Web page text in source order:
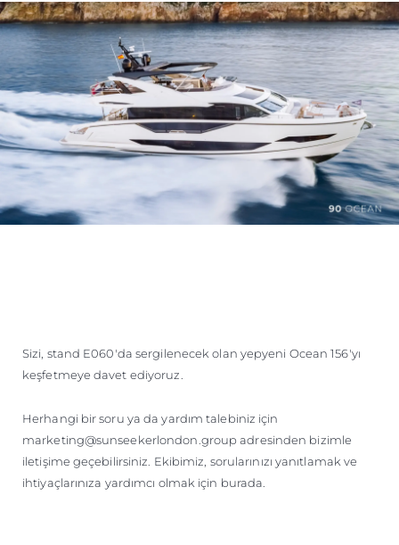
Sizi, stand E060'da sergilenecek olan yepyeni Ocean 156'yı
keşfetmeye davet ediyoruz.
Herhangi bir soru ya da yardım talebiniz için
marketing@sunseekerlondon.group adresinden bizimle
iletişime geçebilirsiniz. Ekibimiz, sorularınızı yanıtlamak ve
ihtiyaçlarınıza yardımcı olmak için burada.